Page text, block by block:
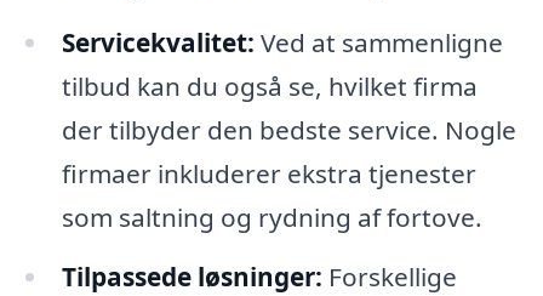
Servicekvalitet: Ved at sammenligne
tilbud kan du også se, hvilket firma
der tilbyder den bedste service. Nogle
firmaer inkluderer ekstra tjenester
som saltning og rydning af fortove.
Tilpassede løsninger: Forskellige